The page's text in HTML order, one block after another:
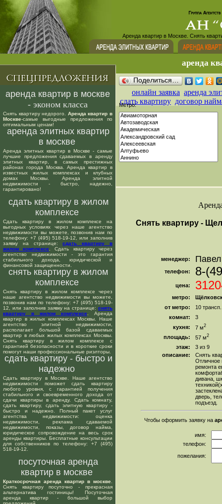
Аренда квартир в Москве. Снять
аренда
аренда квартир в москве
- эконом класса
Снять квартиру недорого. Аренда квартир в
Москве-самые выгодные предложения по
оптимальным ценам!
аренда элитных квартир
в москве
Аренда элитных квартир в Москве - самые
лучшие предложения сдаваемых в аренду
элитных квартир, в самых престижных
районах города Москва. Аренда квартир в
известных жилых комплексах и клубных
домах Москвы. Аренда элитной
недвижимости - быстро, надежно,
гарантировано!
сдать квартиру в жилом
комплексе
Сдать квартиру в жилом комплексе на
выгодных условиях через наше агентство
недвижимости вы можете, позвонив нам по
телефону: +7 (495) 518-19-12, или заполнив
заявку на странице:сдать квартиру в
жилом комплексе . Сдать квартиру через
агентство недвижимости - это гарантия
стабильного дохода, юридической и
финансовой защищенности.
снять квартиру в жилом
комплексе
Снять квартиру в жилом комплексе через
наше агентство недвижимости вы можете,
позвонив нам по телефону: +7 (495) 518-19-
12, или заполнив заявку на странице: снять
квартиру в жилом комплексе . Аренда
квартир в жилых комплексах Москвы. Наше
агентство элитной недвижимости,
располагает большой базой сдаваемых
квартир в любых жилых комплексах Москвы.
Снять квартиру в жилом комплексе с
гарантией безопасности и в короткие сроки
помогут наши профессиональные риэлторы.
сдать квартиру - быстро и
надежно
Сдать квартиру в Москве. Наше агентство
недвижимости поможет сдать квартиру
любого уровня, с гарантией получения
стабильного и своевременного дохода от
сдачи квартиры в аренду. Сдать комнату,
сдать квартиру, сдать элитную квартиру -
быстро и надежно. Полный пакет услуг
агентства недвижимости: оценка
недвижимости, реклама сдаваемой
недвижимости, показы, договор найма,
юридическое сопровождение на весь срок
аренды квартиры. Бесплатные консультации
для собственников по телефону: +7 (495)
518-19-12.
посуточная аренда
квартир в москве
Краткосрочная аренда квартир в москве
Снять квартиру посуточно - прекрасная
альтернатива гостиницы! Посуточная
аренда квартир - большой выбор
Поделиться…
онлайн заявка аренда
сдать квартиру договор
Метро:
Снять квартиру -
менеджер: Павел
телефон: 8-
цена:
метро:
от метро:
10
комнат:
3
кухня:
7 м2
площадь: 57 м2
этаж:
3 из 9
описание:
Снять
Отличное
ремонта
дивана,
дверь,
подъезд.
Чтобы оформить заявку на
имя:
телефон:
пожелания: